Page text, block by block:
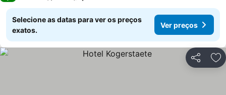
Selecione as datas para ver os preços
exatos.
Ver preços
Partilhar